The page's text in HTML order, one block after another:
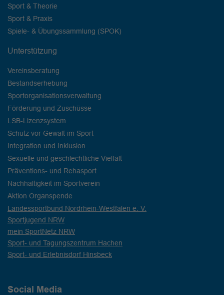
Sport & Theorie
Sport & Praxis
Spiele- & Übungssammlung (SPOK)
Unterstützung
Vereinsberatung
Bestandserhebung
Sportorganisationsverwaltung
Förderung und Zuschüsse
LSB-Lizenzsystem
Schutz vor Gewalt im Sport
Integration und Inklusion
Sexuelle und geschlechtliche Vielfalt
Präventions- und Rehasport
Nachhaltigkeit im Sportverein
Aktion Organspende
Landessportbund Nordrhein-Westfalen e. V.
Sportjugend NRW
mein SportNetz NRW
Sport- und Tagungszentrum Hachen
Sport- und Erlebnisdorf Hinsbeck
Social Media